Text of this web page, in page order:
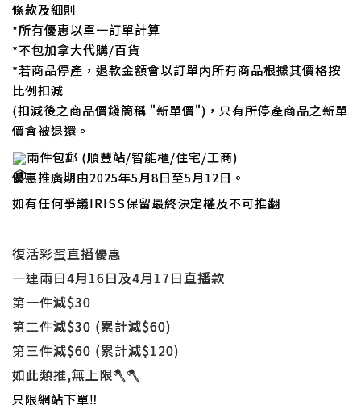
條款及細則
*所有優惠以單一訂單計算
*不包加拿大代購/百貨
*若商品停產，退款金額會以訂單内所有商品根據其價格按
比例扣減
(扣減後之商品價錢簡稱 "新單價")，只有所停產商品之新單
價會被退還。
兩件包郵 (順豐站/智能櫃/住宅/工商)
優惠推廣期由2025年5月8日至5月12日。
如有任何爭議IRISS保留最終決定權及不可推翻
復活彩蛋直播優惠
一連兩日4月16日及4月17日直播款
第一件減$30
第二件減$30 (累計減$60)
第三件減$60 (累計減$120)
如此類推,無上限🪓🪓
只限網站下單‼️